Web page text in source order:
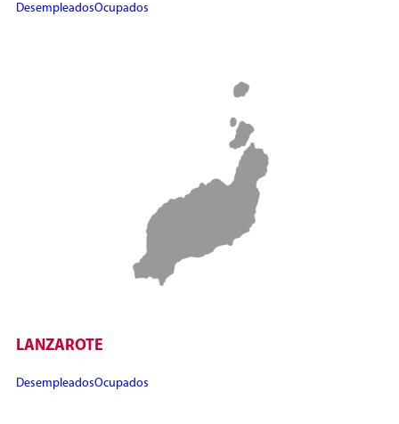
DesempleadosOcupados
LANZAROTE
DesempleadosOcupados